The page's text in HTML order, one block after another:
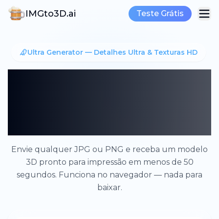
IMGto3D.ai Teste Grátis
Ultra Generator — Detalhes Ultra & Texturas HD
Envie qualquer JPG ou PNG e receba um modelo
3D pronto para impressão em menos de 50
segundos. Funciona no navegador — nada para
baixar.